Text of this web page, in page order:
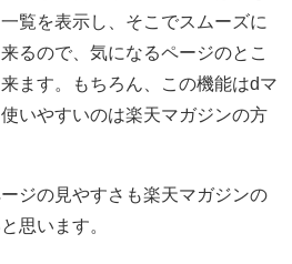
覧を表示し、そこでスムーズに
るので、気になるページのとこ
ます。もちろん、この機能はdマ
いやすいのは楽天マガジンの方
ジの見やすさも楽天マガジンの
思います。